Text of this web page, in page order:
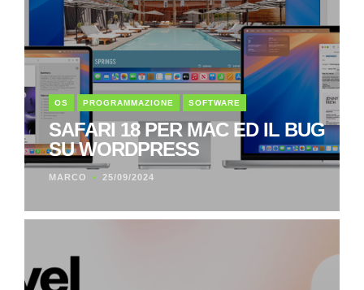
OS PROGRAMMAZIONE SOFTWARE
SAFARI 18 PER MAC ED IL BUG
SU WORDPRESS
MARCO 25/09/2024